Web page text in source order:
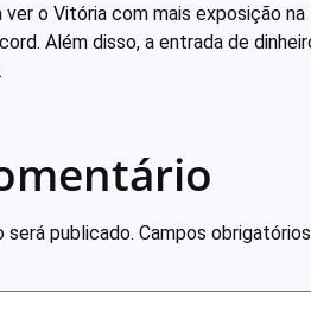
o Vitória com mais exposição
Além disso, a entrada de
será publicado. Campos